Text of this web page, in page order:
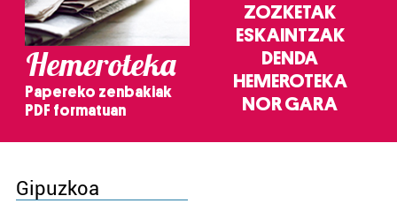
Hemeroteka
Papereko zenbakiak
PDF formatuan
ZOZKETAK
ESKAINTZAK
DENDA
HEMEROTEKA
NOR GARA
Gipuzkoa